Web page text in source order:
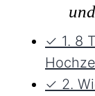
✓ 1. 8
✓ 2.